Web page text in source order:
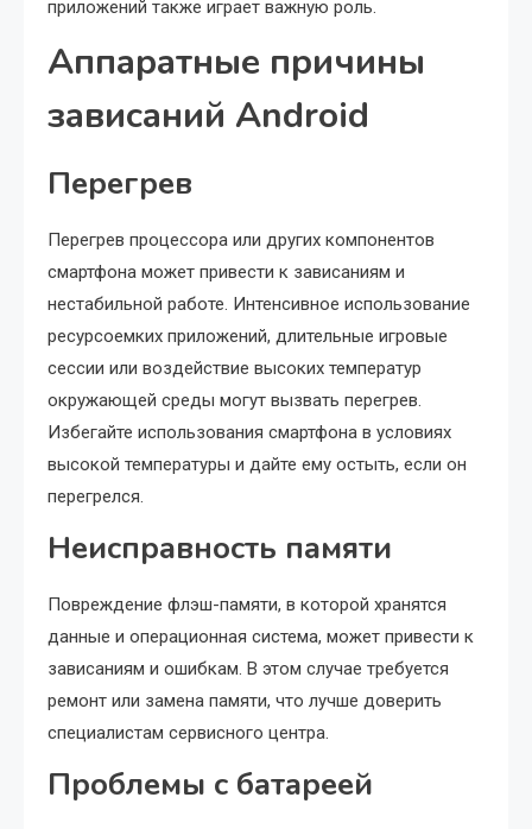
приложений также играет важную роль.
Аппаратные причины
зависаний Android
Перегрев
Перегрев процессора или других компонентов
смартфона может привести к зависаниям и
нестабильной работе. Интенсивное использование
ресурсоемких приложений, длительные игровые
сессии или воздействие высоких температур
окружающей среды могут вызвать перегрев.
Избегайте использования смартфона в условиях
высокой температуры и дайте ему остыть, если он
перегрелся.
Неисправность памяти
Повреждение флэш-памяти, в которой хранятся
данные и операционная система, может привести к
зависаниям и ошибкам. В этом случае требуется
ремонт или замена памяти, что лучше доверить
специалистам сервисного центра.
Проблемы с батареей